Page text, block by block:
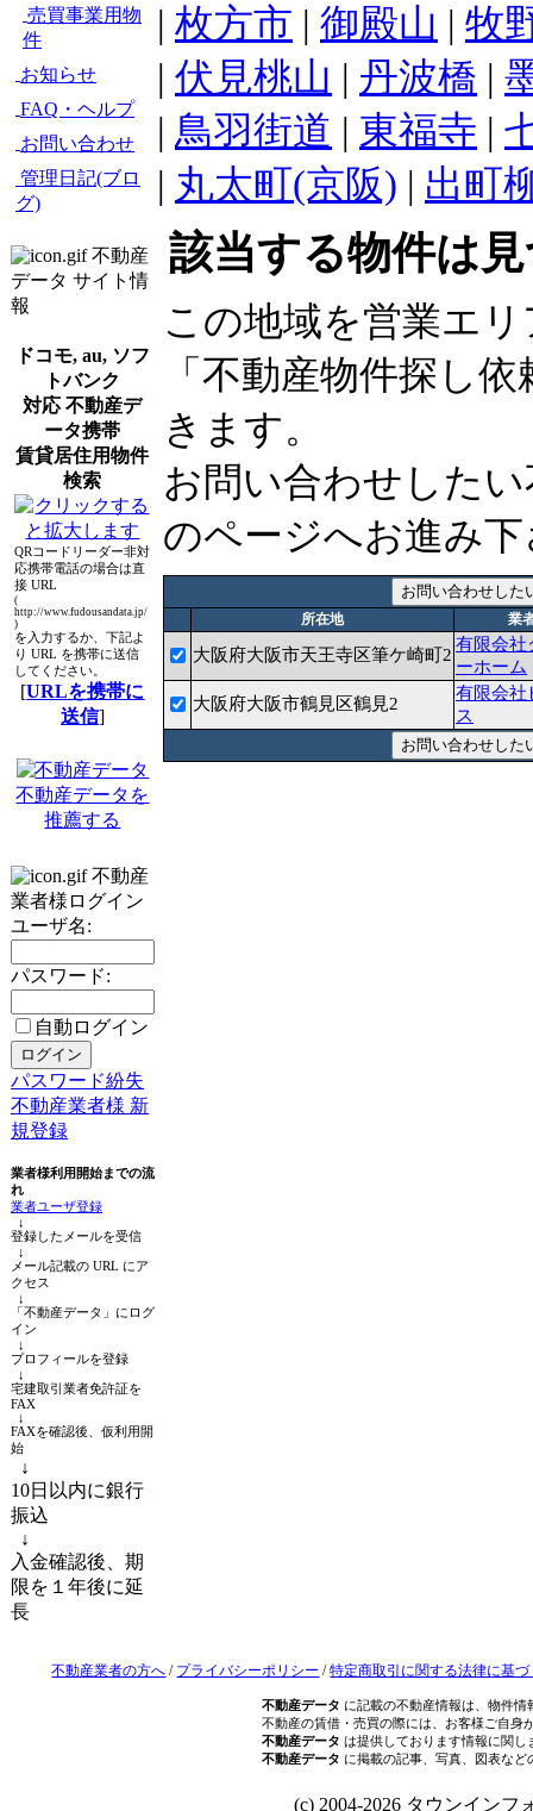
売買事業用物
件
お知らせ
FAQ・ヘルプ
お問い合わせ
管理日記(ブロ
グ)
不動産
データ サイト情
報
ドコモ, au, ソフ
トバンク
対応 不動産デ
ータ携帯
賃貸居住用物件
検索
QRコードリーダー非対
応携帯電話の場合は直
接 URL
(
http://www.fudousandata.jp/
)
を入力するか、下記よ
り URL を携帯に送信
してください。
[URLを携帯に
送信]
不動産データを
推薦する
不動産
業者様ログイン
ユーザ名:
パスワード:
自動ログイン
パスワード紛失
不動産業者様 新
規登録
業者様利用開始までの流
れ
業者ユーザ登録
↓
登録したメールを受信
↓
メール記載の URL にア
クセス
↓
「不動産データ」にログ
イン
↓
プロフィールを登録
↓
宅建取引業者免許証を
FAX
↓
FAXを確認後、仮利用開
始
↓
10日以内に銀行
振込
↓
入金確認後、期
限を１年後に延
長
| 枚方市 | 御殿山 | 牧
| 伏見桃山 | 丹波橋 |
| 鳥羽街道 | 東福寺 |
| 丸太町(京阪) | 出町
該当する物件は
この地域を営業エ
「不動産物件探し
きます。
お問い合わせした
のページへお進み
所在地 業
大阪府大阪市天王寺区筆ケ崎町2
有限会社
ーホーム
大阪府大阪市鶴見区鶴見2
有限会社
ス
不動産業者の方へ / プライバシーポリシー /特定商取引に関する法律に基
不動産データ に記載の不動産情報は、物件
不動産の賃借・売買の際には、お客様ご自身
不動産データ は提供しております情報に関し
不動産データ に掲載の記事、写真、図表な
(c) 2004-2026 タウンインフ